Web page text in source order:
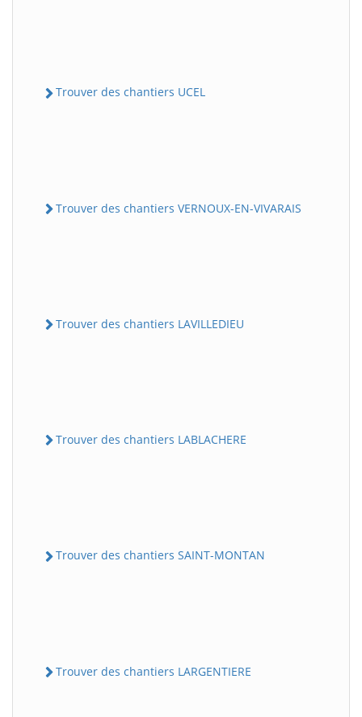
Trouver des chantiers UCEL
Trouver des chantiers VERNOUX-EN-VIVARAIS
Trouver des chantiers LAVILLEDIEU
Trouver des chantiers LABLACHERE
Trouver des chantiers SAINT-MONTAN
Trouver des chantiers LARGENTIERE